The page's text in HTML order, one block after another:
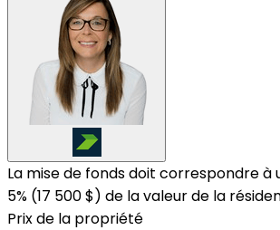
La mise de fonds doit correspondre à
5% (17 500 $) de la valeur de la
Prix de la propriété